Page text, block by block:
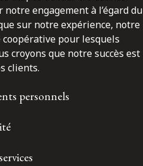
engagement à l’égard du
sur notre expérience, notre
pour lesquels
croyons que notre succès est
clients.
personnels